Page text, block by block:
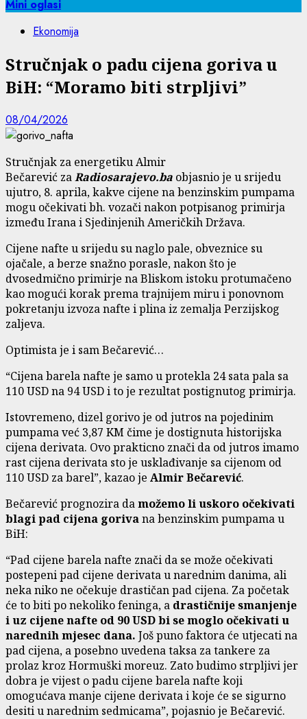
Mini oglasi
Ekonomija
Stručnjak o padu cijena goriva u
BiH: “Moramo biti strpljivi”
08/04/2026
Stručnjak za energetiku Almir
Bečarević zaRadiosarajevo.ba objasnio je u srijedu
ujutro, 8. aprila, kakve cijene na benzinskim pumpama
mogu očekivati bh. vozači nakon potpisanog primirja
između Irana i Sjedinjenih Američkih Država.
Cijene nafte u srijedu su naglo pale, obveznice su
ojačale, a berze snažno porasle, nakon što je
dvosedmično primirje na Bliskom istoku protumačeno
kao mogući korak prema trajnijem miru i ponovnom
pokretanju izvoza nafte i plina iz zemalja Perzijskog
zaljeva.
Optimista je i sam Bečarević…
“Cijena barela nafte je samo u protekla 24 sata pala sa
110 USD na 94 USD i to je rezultat postignutog primirja.
Istovremeno, dizel gorivo je od jutros na pojedinim
pumpama već 3,87 KM čime je dostignuta historijska
cijena derivata. Ovo prakticno znači da od jutros imamo
rast cijena derivata sto je usklađivanje sa cijenom od
110 USD za barel”, kazao je Almir Bečarević.
Bečarević prognozira damožemo li uskoro očekivati
blagi pad cijena gorivana benzinskim pumpama u
BiH:
“Pad cijene barela nafte znači da se može očekivati
postepeni pad cijene derivata u narednim danima, ali
neka niko ne očekuje drastičan pad cijena. Za početak
će to biti po nekoliko feninga, a drastičnije smanjenje
i uz cijene nafte od 90 USD bi se moglo očekivati u
narednih mjesec dana. Još puno faktora će utjecati na
pad cijena, a posebno uvedena taksa za tankere za
prolaz kroz Hormuški moreuz. Zato budimo strpljivi jer
dobra je vijest o padu cijene barela nafte koji
omogućava manje cijene derivata i koje će se sigurno
desiti u narednim sedmicama”, pojasnio je Bečarević.